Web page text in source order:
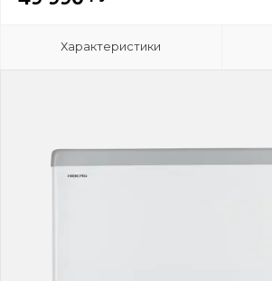
Характеристики